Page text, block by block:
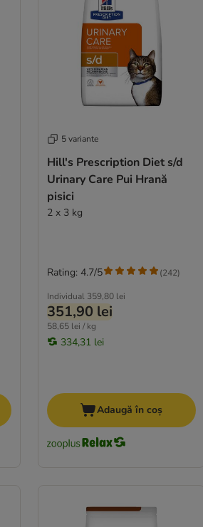
5 variante
Hill's Prescription Diet s/d
Urinary Care Pui Hrană
pisici
2 x 3 kg
Individual 359,80 lei
351,90 lei
58,65 lei / kg
334,31 lei
Rating: 4.7/5 (242)
Adaugă în coș